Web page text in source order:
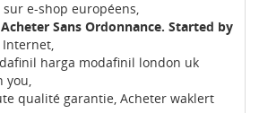
e-shop européens,
Sans Ordonnance. Started by
harga modafinil london uk
you,
qualité garantie, Acheter waklert